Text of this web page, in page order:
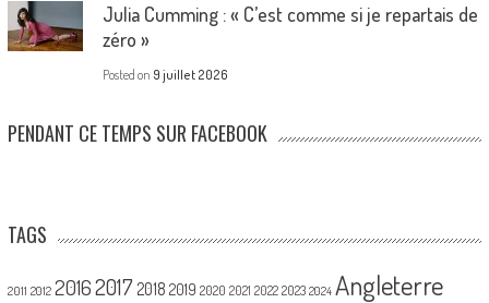
Julia Cumming : « C’est comme si je repartais de
zéro »
Posted on 9 juillet 2026
PENDANT CE TEMPS SUR FACEBOOK
TAGS
2011 2012 20162017 2018 2019 2020 2021 2022 2023 2024 Angleterre